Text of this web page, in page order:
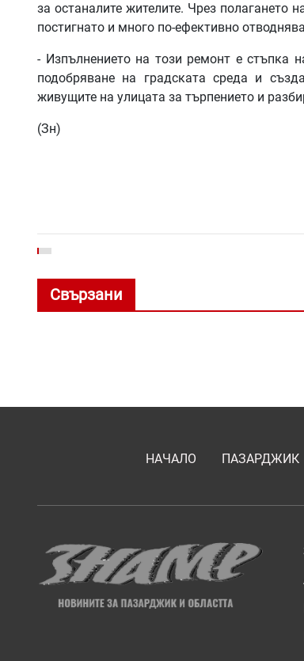
за останалите жителите. Чрез полагането
постигнато и много по-ефективно
- Изпълнението на този ремонт е стъпка
подобряване на градската среда и
живущите на улицата за търпението и
(Зн)
Свързани
НАЧАЛО ПАЗАРДЖИК